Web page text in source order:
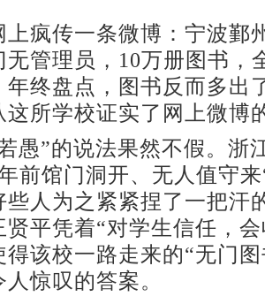
传一条微博：宁波鄞
无管理员，10万册图书，
年终盘点，图书反而多出
这所学校证实了网上微博
”的说法果然不假。浙
前馆门洞开、无人值守
些人为之紧紧捏了一把汗
贤平凭着“对学生信任，
得该校一路走来的“无门
惊叹的答案。